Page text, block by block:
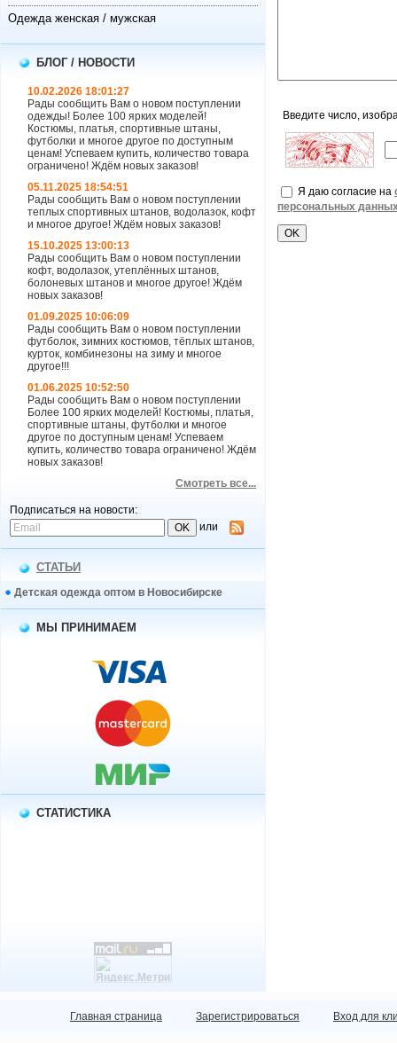
Одежда женская / мужская
БЛОГ / НОВОСТИ
10.02.2026 18:01:27
Рады сообщить Вам о новом поступлении
одежды! Более 100 ярких моделей!
Костюмы, платья, спортивные штаны,
футболки и многое другое по доступным
ценам! Успеваем купить, количество товара
ограничено! Ждём новых заказов!
05.11.2025 18:54:51
Рады сообщить Вам о новом поступлении
теплых спортивных штанов, водолазок, кофт
и многое другое! Ждём новых заказов!
15.10.2025 13:00:13
Рады сообщить Вам о новом поступлении
кофт, водолазок, утеплённых штанов,
болоневых штанов и многое другое! Ждём
новых заказов!
01.09.2025 10:06:09
Рады сообщить Вам о новом поступлении
футболок, зимних костюмов, тёплых штанов,
курток, комбинезоны на зиму и многое
другое!!!
01.06.2025 10:52:50
Рады сообщить Вам о новом поступлении
Более 100 ярких моделей! Костюмы, платья,
спортивные штаны, футболки и многое
другое по доступным ценам! Успеваем
купить, количество товара ограничено! Ждём
новых заказов!
Смотреть все...
Подписаться на новости:
или
СТАТЬИ
Детская одежда оптом в Новосибирске
МЫ ПРИНИМАЕМ
СТАТИСТИКА
Введите число,
Я даю согласие на
персональных
Главная страница Зарегистрироваться Вход для